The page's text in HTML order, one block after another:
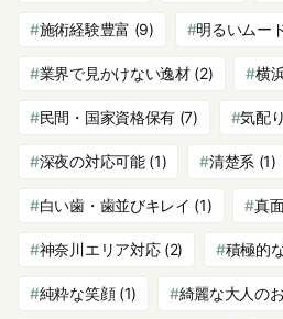
施術経験豊富 (9) 明るいムー
業界で見かけない逸材(2) 横
民間・国家資格保有 (7) 気配
深夜の対応可能(1) 清楚系 (1)
白い歯・歯並びキレイ (1) 真
神奈川エリア対応(2) 積極的
純粋な笑顔(1) 綺麗な大人の